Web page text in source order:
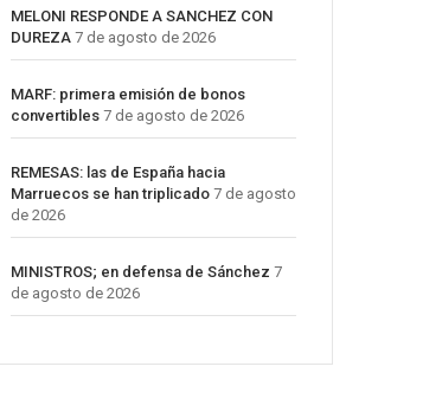
MELONI RESPONDE A SANCHEZ CON
DUREZA 7 de agosto de 2026
MARF: primera emisión de bonos
convertibles 7 de agosto de 2026
REMESAS: las de España hacia
Marruecos se han triplicado 7 de agosto
de 2026
MINISTROS; en defensa de Sánchez 7
de agosto de 2026